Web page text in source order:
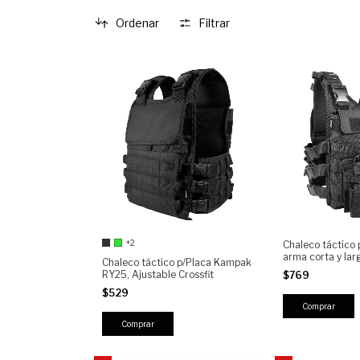
Ordenar Filtrar
+2
Chaleco táctico p/Placa Kampak
RY25, Ajustable Crossfit
$529
Comprar
Chaleco táctico
arma corta y
CH3C, para
$769